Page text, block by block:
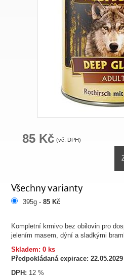
Kompletní krmivo bez obilovin pro
jelením masem, dýní a sladkými
Skladem: 0 ks
Předpokládaná expirace: 22.05.2029
DPH: 12 %
85 Kč (vč. DPH)
Všechny varianty
395g -85 Kč